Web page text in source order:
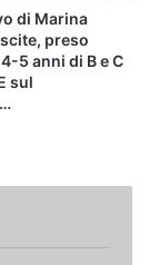
di Marina
preso
5 anni di B e C
sul